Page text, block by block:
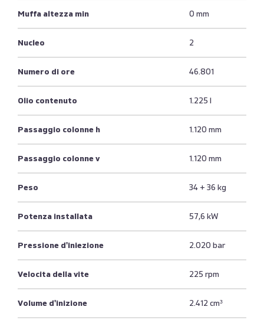
Muffa altezza min 0 mm
Nucleo 2
Numero di ore 46.801
Olio contenuto 1.225 l
Passaggio colonne h 1.120 mm
Passaggio colonne v 1.120 mm
Peso 34 + 36 kg
Potenza installata 57,6 kW
Pressione d'iniezione 2.020 bar
Velocita della vite 225 rpm
Volume d'inizione 2.412 cm³